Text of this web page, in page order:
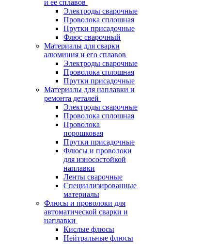
и ее сплавов
Электроды сварочные
Проволока сплошная
Прутки присадочные
Флюс сварочный
Материалы для сварки
алюминия и его сплавов
Электроды сварочные
Проволока сплошная
Прутки присадочные
Материалы для наплавки и
ремонта деталей
Электроды сварочные
Проволока сплошная
Проволока
порошковая
Прутки присадочные
Флюсы и проволоки
для износостойкой
наплавки
Ленты сварочные
Специализированные
материалы
Флюсы и проволоки для
автоматической сварки и
наплавки
Кислые флюсы
Нейтральные флюсы